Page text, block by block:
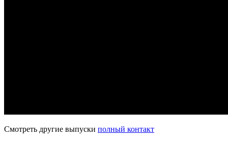
Смотреть другие выпуски полный контакт